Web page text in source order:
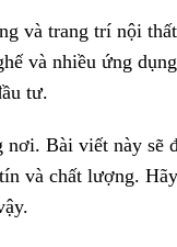
và trang trí nội
và nhiều ứng
tư.
Bài viết này sẽ
và chất lượng.